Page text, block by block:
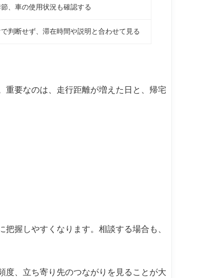
、車の使用状況も確認する
判断せず、滞在時間や説明と合わせて見る
重要なのは、走行距離が増えた日と、帰宅
握しやすくなります。相談する場合も、
度、立ち寄り先のつながりを見ることが大